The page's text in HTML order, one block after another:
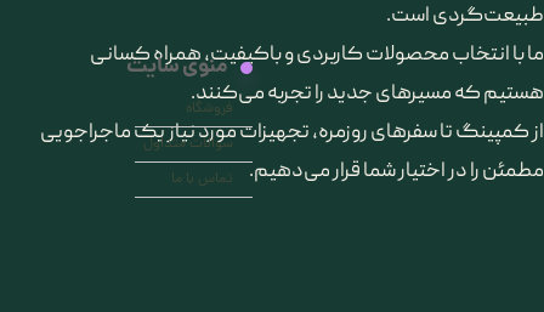
طبیعت‌گردی است.
ما با انتخاب محصولات کاربردی و باکیفیت، همراه کسانی
هستیم که مسیرهای جدید را تجربه می‌کنند.
از کمپینگ تا سفرهای روزمره، تجهیزات مورد نیاز یک ماجراجویی
مطمئن را در اختیار شما قرار می‌دهیم.
منوی سایت
فروشگاه
سوالات متداول
تماس با ما